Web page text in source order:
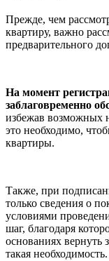
Прежде, чем
квартиру, важно
предварительного
На момент
заблаговременно
избежав возможных
это необходимо,
квартиры.
Также, при
только сведения о
условиями
шаг, благодаря
основаниях вернуть
такая необходимость.